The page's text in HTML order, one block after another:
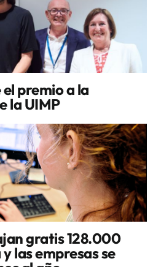
premio a la
la UIMP
gratis 128.000
las empresas se